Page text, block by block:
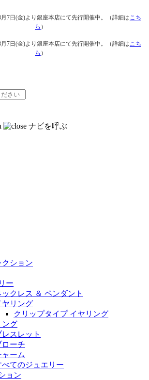
7日(金)より銀座本店にて先行開催中。（詳細はこち
ら ）
7日(金)より銀座本店にて先行開催中。（詳細はこち
ら ）
ナビを呼ぶ
ション
ー
ックレス ＆ ペンダント
ヤリング
クリップタイプ イヤリング
ング
レスレット
ローチ
ャーム
べてのジュエリー
ョン